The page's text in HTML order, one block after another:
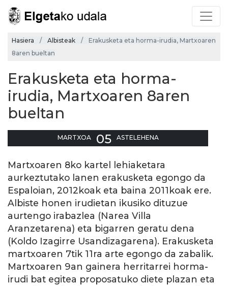
Hasiera Albisteak
Erakusketa eta horma-irudia, Martxoaren
8aren bueltan
Erakusketa eta horma-
irudia, Martxoaren 8aren
bueltan
MARTXOA 05 ASTELEHENA
Martxoaren 8ko kartel lehiaketara
aurkeztutako lanen erakusketa egongo da
Espaloian, 2012koak eta baina 2011koak ere.
Albiste honen irudietan ikusiko dituzue
aurtengo irabazlea (Narea Villa
Aranzetarena) eta bigarren geratu dena
(Koldo Izagirre Usandizagarena). Erakusketa
martxoaren 7tik 11ra arte egongo da zabalik.
Martxoaren 9an gainera herritarrei horma-
irudi bat egitea proposatuko diete plazan eta